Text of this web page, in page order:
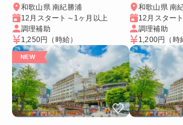
和歌山県 南紀勝浦
12月スタート～1ヶ月以上
調理補助
1,250円 （時給）
和歌山県 南
12月スター
調理補助
1,200円 （時